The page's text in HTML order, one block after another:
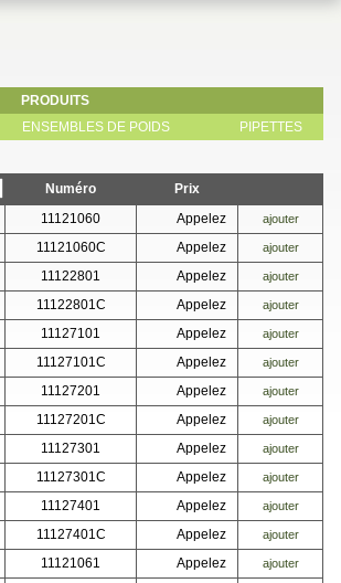
PRODUITS
ENSEMBLES DE POIDS PIPETTES
Numéro
Prix
11121060 Appelez ajouter
11121060C Appelez ajouter
11122801 Appelez ajouter
11122801C Appelez ajouter
11127101 Appelez ajouter
11127101C Appelez ajouter
11127201 Appelez ajouter
11127201C Appelez ajouter
11127301 Appelez ajouter
11127301C Appelez ajouter
11127401 Appelez ajouter
11127401C Appelez ajouter
11121061 Appelez ajouter